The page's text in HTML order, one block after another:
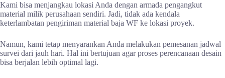
Kami bisa menjangkau lokasi Anda dengan armada pengangkut
material milik perusahaan sendiri. Jadi, tidak ada kendala
keterlambatan pengiriman material baja WF ke lokasi proyek.
Namun, kami tetap menyarankan Anda melakukan pemesanan jadwal
survei dari jauh hari. Hal ini bertujuan agar proses perencanaan desain
bisa berjalan lebih optimal lagi.